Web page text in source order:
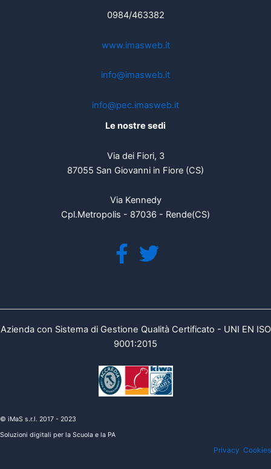
0984/463382
www.imasweb.it
info@imasweb.it
info@pec.imasweb.it
Le nostre sedi
Via dei Fiori, 3
87055 San Giovanni in Fiore (CS)
Via Kennedy
Cpl.Metropolis - 87036 - Rende(CS)
Azienda con Sistema di Gestione Qualità Certificato - UNI EN ISO
9001:2015
© iMaS s.r.l. 2017 - 2023
Soluzioni digitali per la Scuola e la PA
Privacy Cookies